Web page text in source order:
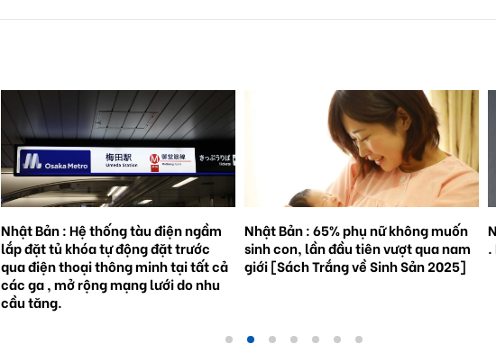
Nhật Bản : 65% phụ nữ không muốn
sinh con, lần đầu tiên vượt qua nam
giới [Sách Trắng về Sinh Sản 2025]
Natto trở thành hiện tượng toàn cầu
. Bối cảnh và triển vọng tương lai.